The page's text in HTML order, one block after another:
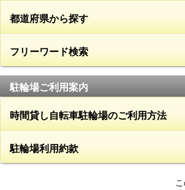
都道府県から探す
フリーワード検索
駐輪場ご利用案内
時間貸し自転車駐輪場のご利用方法
駐輪場利用約款